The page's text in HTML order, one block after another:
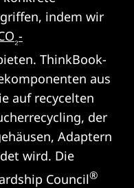
indem wir
₂-
ThinkBook-
aus
auf recycelten
der
Adaptern
wird. Die
Council®